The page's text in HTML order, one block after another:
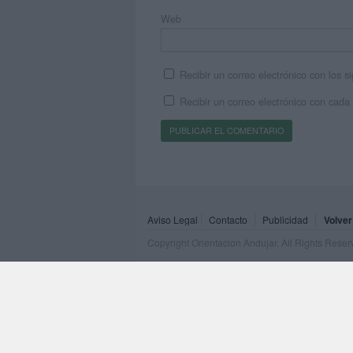
Web
Recibir un correo electrónico con los
Recibir un correo electrónico con
Aviso Legal Contacto Publicidad